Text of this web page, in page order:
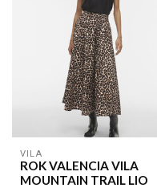
VILA
ROK VALENCIA VILA
MOUNTAIN TRAIL LIO
€5,00 korting
Schrijf je in voor onze
over onze nieuwe